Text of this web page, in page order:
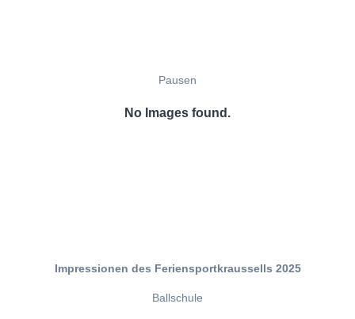
Pausen
No Images found.
Impressionen des Feriensportkraussells 2025
Ballschule